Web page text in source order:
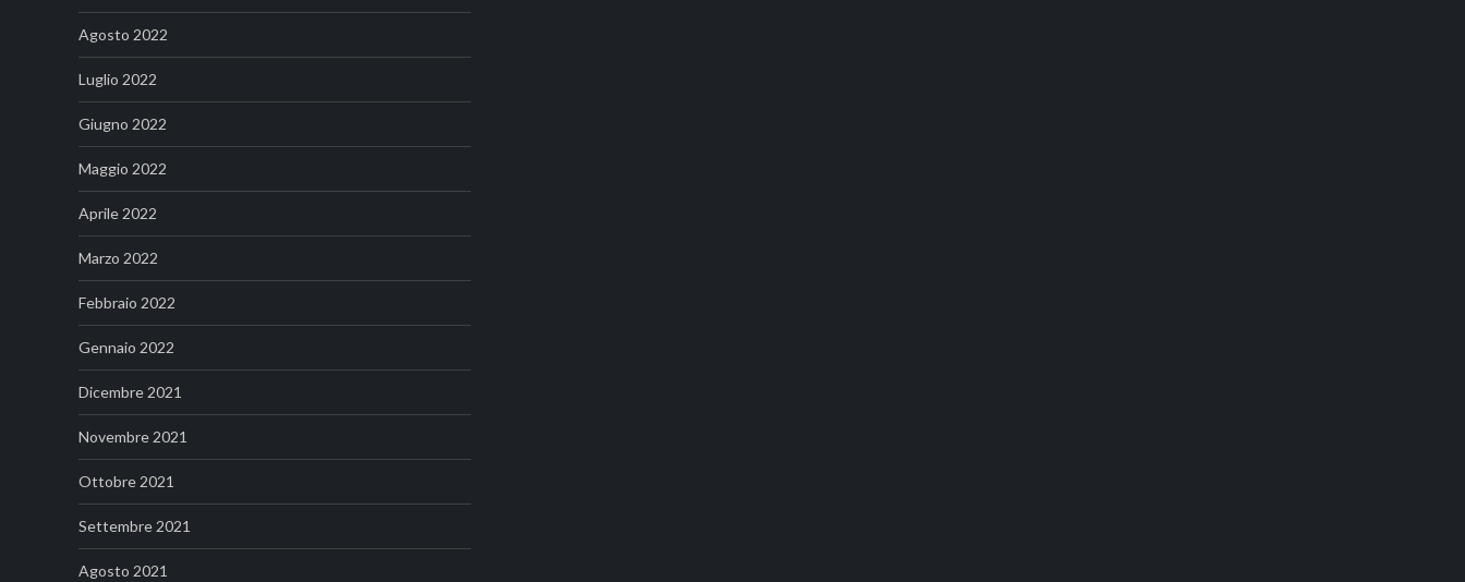
Agosto 2022
Luglio 2022
Giugno 2022
Maggio 2022
Aprile 2022
Marzo 2022
Febbraio 2022
Gennaio 2022
Dicembre 2021
Novembre 2021
Ottobre 2021
Settembre 2021
Agosto 2021